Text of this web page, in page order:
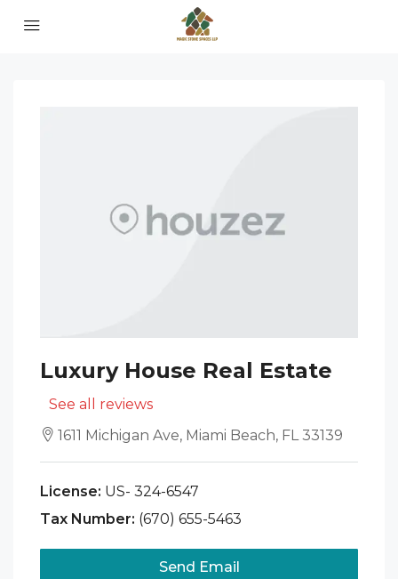
Luxury House Real Estate
See all reviews
1611 Michigan Ave, Miami Beach, FL 33139
License: US- 324-6547
Tax Number: (670) 655-5463
Send Email